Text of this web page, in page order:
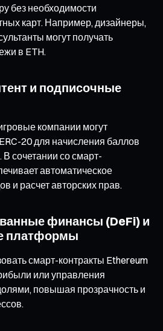
без необходимости
карт. Например, дизайнеры,
могут получать
в ETH.
и подписочные
компании могут
20 для начисления баллов
В сочетании со смарт-
автоматическое
и расчет авторских прав.
финансы (DeFi) и
платформы
смарт-контракты Ethereum
или управления
повышая прозрачность и